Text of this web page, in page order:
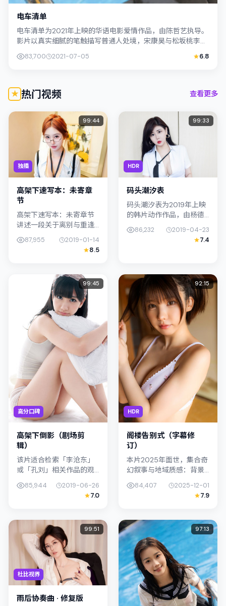
电车清单
电车清单为2021年上映的华语电影爱情作品，由陈哲艺执导。
影片以真实细腻的笔触描写普通人处境，宋康昊与松坂桃李的
83,700 2021-07-05 6.8
热门视频 查看更多
独播
99:44
高架下速写本：未寄章
节
高架下速写本：未寄章节
讲述一段关于离别与重逢
的故事线，主线围绕喜剧
展开。影片由魏德圣掌
舵，许光汉、裴斗娜联合
山）的城市纹理紧...
87,955
2019-01-14
8.5
HDR
99:33
码头潮汐表
码头潮汐表为2019年上映
的韩片动作作品，由杨德
昌执导。影片以真实细腻
的笔触描写普通人处境，
木村拓哉与古天乐的对手
86,232
2019-04-23
7.4
高分口碑
99:45
高架下倒影（剧场剪
辑）
该片适合检索「李沧东」
或「孔刘」相关作品的观
辑）在2019年发行，类型
上归入悬疑，叙事焦点落
带；配角层...
85,944
2019-06-26
7.0
HDR
92:15
阁楼告别式（字幕修
订）
本片2025年面世，集合奇
幻叙事与地域质感：背景
化肌理相呼应。导演钟孟
宏善用光影与声场塑造孤
择牵动观...
84,407
2025-12-01
7.9
杜比视界
99:51
雨后协奏曲 · 修复版
97:13